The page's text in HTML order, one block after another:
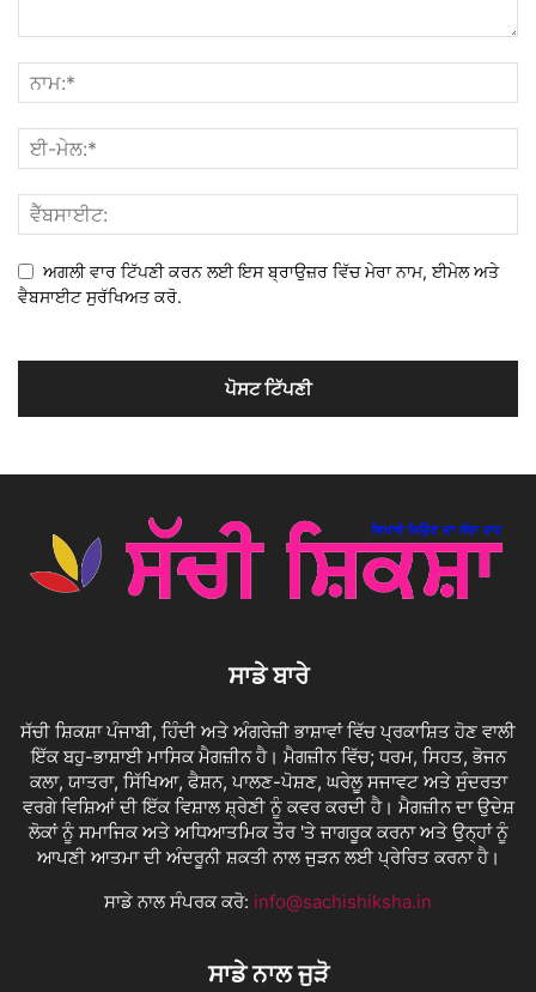
ਅਗਲੀ ਵਾਰ ਟਿੱਪਣੀ ਕਰਨ ਲਈ ਇਸ ਬ੍ਰਾਉਜ਼ਰ ਵਿੱਚ ਮੇਰਾ ਨਾਮ, ਈਮੇਲ ਅਤੇ
ਵੈਬਸਾਈਟ ਸੁਰੱਖਿਅਤ ਕਰੋ.
ਸਾਡੇ ਬਾਰੇ
ਸੱਚੀ ਸ਼ਿਕਸ਼ਾ ਪੰਜਾਬੀ, ਹਿੰਦੀ ਅਤੇ ਅੰਗਰੇਜ਼ੀ ਭਾਸ਼ਾਵਾਂ ਵਿੱਚ ਪ੍ਰਕਾਸ਼ਿਤ ਹੋਣ ਵਾਲੀ
ਇੱਕ ਬਹੁ-ਭਾਸ਼ਾਈ ਮਾਸਿਕ ਮੈਗਜ਼ੀਨ ਹੈ। ਮੈਗਜ਼ੀਨ ਵਿੱਚ; ਧਰਮ, ਸਿਹਤ, ਭੋਜਨ
ਕਲਾ, ਯਾਤਰਾ, ਸਿੱਖਿਆ, ਫੈਸ਼ਨ, ਪਾਲਣ-ਪੋਸ਼ਣ, ਘਰੇਲੂ ਸਜਾਵਟ ਅਤੇ ਸੁੰਦਰਤਾ
ਵਰਗੇ ਵਿਸ਼ਿਆਂ ਦੀ ਇੱਕ ਵਿਸ਼ਾਲ ਸ਼੍ਰੇਣੀ ਨੂੰ ਕਵਰ ਕਰਦੀ ਹੈ। ਮੈਗਜ਼ੀਨ ਦਾ ਉਦੇਸ਼
ਲੋਕਾਂ ਨੂੰ ਸਮਾਜਿਕ ਅਤੇ ਅਧਿਆਤਮਿਕ ਤੌਰ 'ਤੇ ਜਾਗਰੂਕ ਕਰਨਾ ਅਤੇ ਉਨ੍ਹਾਂ ਨੂੰ
ਆਪਣੀ ਆਤਮਾ ਦੀ ਅੰਦਰੂਨੀ ਸ਼ਕਤੀ ਨਾਲ ਜੁੜਨ ਲਈ ਪ੍ਰੇਰਿਤ ਕਰਨਾ ਹੈ।
ਸਾਡੇ ਨਾਲ ਸੰਪਰਕ ਕਰੋ: info@sachishiksha.in
ਸਾਡੇ ਨਾਲ ਜੁੜੋ